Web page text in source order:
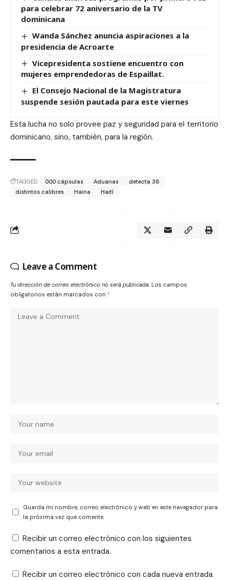
para celebrar 72 aniversario de la TV
dominicana
Wanda Sánchez anuncia aspiraciones a la
presidencia de Acroarte
Vicepresidenta sostiene encuentro con
mujeres emprendedoras de Espaillat.
El Consejo Nacional de la Magistratura
suspende sesión pautada para este viernes
Esta lucha no solo provee paz y seguridad para el territorio
dominicano, sino, también, para la región.
TAGGED: 000 cápsulas Aduanas
detecta 36
distintos calibres
Haina Haití
Leave a Comment
Tu dirección de correo electrónico no será publicada. Los campos
obligatorios están marcados con *
Guarda mi nombre, correo electrónico y web en este navegador para
la próxima vez que comente.
Recibir un correo electrónico con los siguientes
comentarios a esta entrada.
Recibir un correo electrónico con cada nueva entrada.